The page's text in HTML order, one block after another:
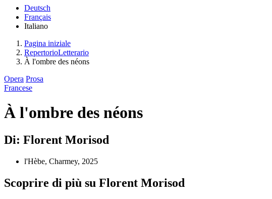
Deutsch
Français
Italiano
Pagina iniziale
RepertorioLetterario
À l'ombre des néons
Opera Prosa
Francese
À l'ombre des néons
Di: Florent Morisod
l'Hèbe, Charmey, 2025
Scoprire di più su Florent Morisod